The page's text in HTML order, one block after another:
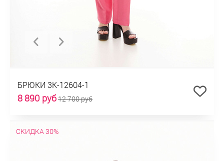
БРЮКИ 3К-12604-1
8 890 руб12 700 руб
СКИДКА 30%